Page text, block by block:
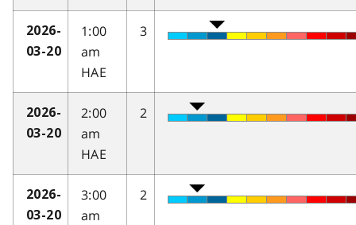
2026-
03-20
1:00
am
HAE
3
2026-
03-20
2:00
am
HAE
2
2026-
03-20
3:00
am
2